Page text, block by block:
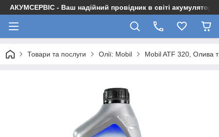
АКУМСЕРВІС - Ваш надійний провідник в світі акумуляторів
Товари та послуги Олії: Mobil Mobil ATF 320, Олива